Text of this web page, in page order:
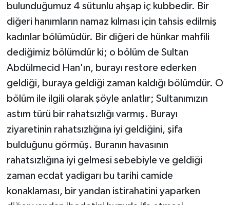
bulunduğumuz 4 sütunlu ahşap iç kubbedir. Bir
diğeri hanımların namaz kılması için tahsis edilmiş
kadınlar bölümüdür. Bir diğeri de hünkar mahfili
dediğimiz bölümdür ki; o bölüm de Sultan
Abdülmecid Han'ın, burayı restore ederken
geldiği, buraya geldiği zaman kaldığı bölümdür. O
bölüm ile ilgili olarak şöyle anlatlır; Sultanımızın
astım türü bir rahatsızlığı varmış. Burayı
ziyaretinin rahatsızlığına iyi geldiğini, şifa
bulduğunu görmüş. Buranın havasının
rahatsızlığına iyi gelmesi sebebiyle ve geldiği
zaman ecdat yadigarı bu tarihi camide
konaklaması, bir yandan istirahatini yaparken